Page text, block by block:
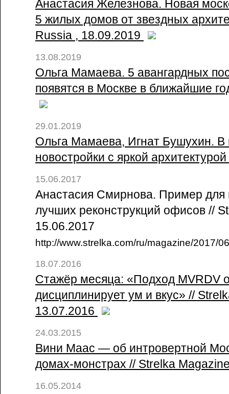
Анастасия Железнова. Новая
5 жилых домов от звездных
Russia , 18.09.2019
13.08.2019
Ольга Мамаева. 5 авангардных
появятся в Москве в ближайшие
29.01.2019
Ольга Мамаева, Игнат Бушухин. В
новостройки с яркой
15.06.2017
Анастасия Смирнова. Пример для
лучших реконструкций офисов //
15.06.2017
http://www.strelka.com/ru/magazine/2017/
18.07.2016
Стажёр месяца: «Подход MVRDV
дисциплинирует ум и вкус» //
13.07.2016
24.03.2015
Вини Маас — об интровертной
домах-монстрах // Strelka
16.05.2014